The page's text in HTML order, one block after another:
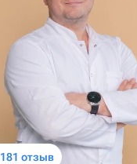
181 отзыв